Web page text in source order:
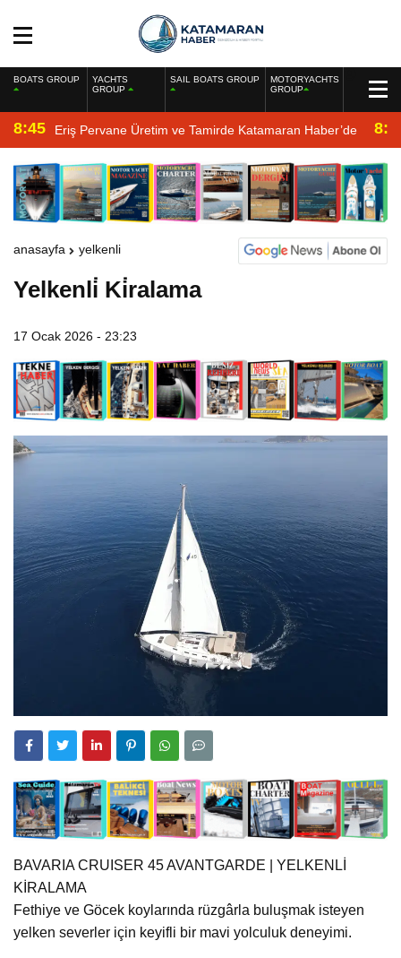
BOATS GROUP
YACHTS
GROUP
SAIL BOATS GROUP
MOTORYACHTS
GROUP
8:45 Eriş Pervane Üretim ve Tamirde Katamaran Haber’de
anasayfa yelkenli
Yelkenli̇ Ki̇ralama
17 Ocak 2026 - 23:23
BAVARIA CRUISER 45 AVANTGARDE | YELKENLİ
KİRALAMA
Fethiye ve Göcek koylarında rüzgârla buluşmak isteyen
yelken severler için keyifli bir mavi yolculuk deneyimi.